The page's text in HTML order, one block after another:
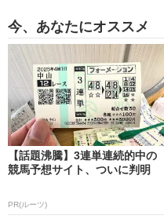
今、あなたにオススメ
【話題沸騰】3連単連続的中の
競馬予想サイト、ついに判明
PR(ルーツ)